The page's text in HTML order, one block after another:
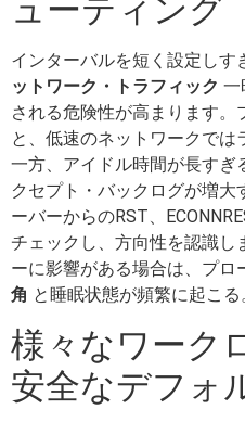
ューティング
インターバルを短く設定しす
ットワーク・トラフィック 一
される危険性が高まります。
と、低速のネットワークでは
一方、アイドル時間が長すぎ
クセプト・バックログが増
ーバーからのRST、
チェックし、方向性を認識し
ーに影響がある場合は、プロ
角 と睡眠状態が頻繁に起こる
様々なワーク
安全なデフォ